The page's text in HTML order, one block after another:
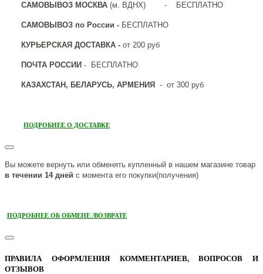
САМОВЫВОЗ МОСКВА (м. ВДНХ) - БЕСПЛАТНО
САМОВЫВОЗ по России - БЕСПЛАТНО
КУРЬЕРСКАЯ ДОСТАВКА - от 200 руб
ПОЧТА РОССИИ - БЕСПЛАТНО
КАЗАХСТАН, БЕЛАРУСЬ, АРМЕНИЯ - от 300 руб
ПОДРОБНЕЕ О ДОСТАВКЕ
Вы можете вернуть или обменять купленный в нашем магазине товар
в течении 14 дней с момента его покупки(получения)
ПОДРОБНЕЕ ОБ ОБМЕНЕ /ВОЗВРАТЕ
ПРАВИЛА ОФОРМЛЕНИЯ КОММЕНТАРИЕВ, ВОПРОСОВ И
ОТЗЫВОВ